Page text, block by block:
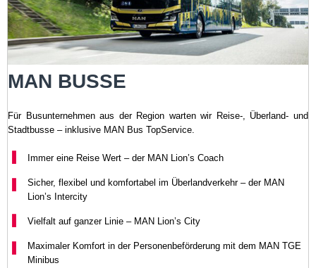
MAN BUSSE
Für Busunternehmen aus der Region warten wir Reise-, Überland- und
Stadtbusse – inklusive MAN Bus TopService.
Immer eine Reise Wert – der MAN Lion’s Coach
Sicher, flexibel und komfortabel im Überlandverkehr – der MAN
Lion’s Intercity
Vielfalt auf ganzer Linie – MAN Lion’s City
Maximaler Komfort in der Personenbeförderung mit dem MAN TGE
Minibus